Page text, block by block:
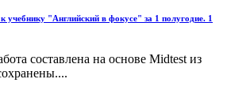
учебнику "Английский в фокусе" за 1 полугодие. 1
составлена на основе Midtest из